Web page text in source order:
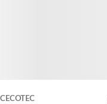
CECOTEC